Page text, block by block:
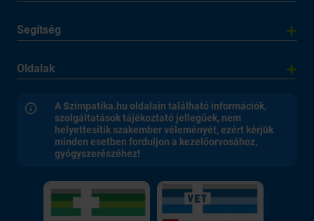
Segítség
Oldalak
A Szimpatika.hu oldalain található információk,
szolgáltatások tájékoztató jellegűek, nem
helyettesítik szakember véleményét, ezért kérjük
minden esetben forduljon a kezelőorvosához,
gyógyszerészéhez!